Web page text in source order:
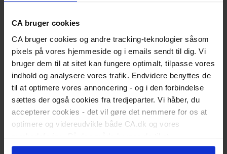
CA bruger cookies
CA bruger cookies og andre tracking-teknologier såsom
pixels på vores hjemmeside og i emails sendt til dig. Vi
bruger dem til at sitet kan fungere optimalt, tilpasse vores
indhold og analysere vores trafik. Endvidere benyttes de
til at optimere vores annoncering - og i den forbindelse
sættes der også cookies fra tredjeparter. Vi håber, du
accepterer cookies - det vil gøre det nemmere for os at
optimere og videreudvikle både CA.dk og vores
markedsføring. På den måde bruges de til at
personalisere indhold til dig, herunder på vores
Er du nyuddannet?
Skift status til nyuddannet
Land dit første job
Kickstart din karriere
I job
Karriererådgivning
Løn og lønforhandling
Trivsel og arbejdsglæde
Karriereplan
Kompetenceudvikling
Karriereskift
Inspiration til jobsøgning
Selvstændig/freelancer
Ledelse